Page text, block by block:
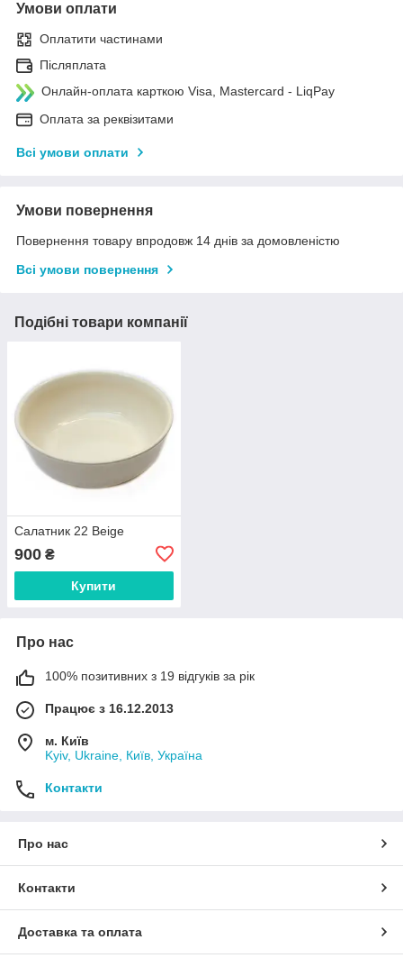
Умови оплати
Оплатити частинами
Післяплата
Онлайн-оплата карткою Visa, Mastercard - LiqPay
Оплата за реквізитами
Всі умови оплати
Умови повернення
Повернення товару впродовж 14 днів за домовленістю
Всі умови повернення
Подібні товари компанії
Салатник 22 Beige
900 ₴
Купити
Про нас
100% позитивних з 19 відгуків за рік
Працює з 16.12.2013
м. Київ
Kyiv, Ukraine, Київ, Україна
Контакти
Про нас
Контакти
Доставка та оплата